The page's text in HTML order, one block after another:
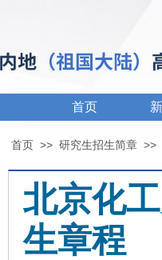
首页
首页 >> 研究生招生简章 >>
北京化
生章程